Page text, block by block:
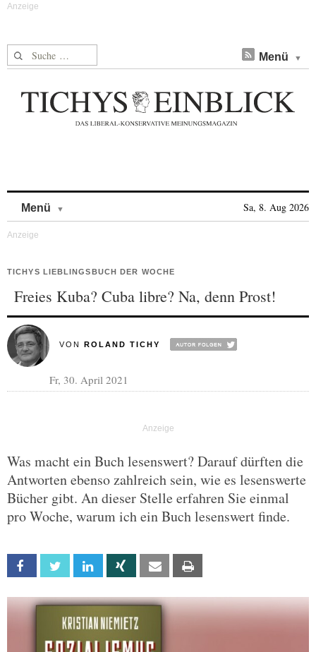
Suche nach: Menü
Menü Sa, 8. Aug 2026
TICHYS LIEBLINGSBUCH DER WOCHE
Freies Kuba? Cuba libre? Na, denn Prost!
VON ROLAND TICHY
Fr, 30. April 2021
Was macht ein Buch lesenswert? Darauf dürften die
Antworten ebenso zahlreich sein, wie es lesenswerte
Bücher gibt. An dieser Stelle erfahren Sie einmal
pro Woche, warum ich ein Buch lesenswert finde.
Facebook Twitter Linkedin Xing Email